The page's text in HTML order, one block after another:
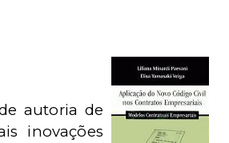
autoria de
inovações